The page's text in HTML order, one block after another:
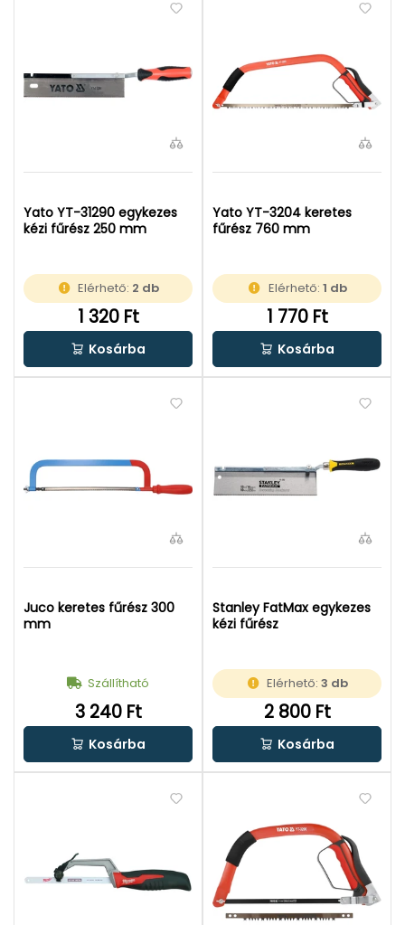
Yato YT-31290 egykezes
kézi fűrész 250 mm
Elérhető: 2 db
1 320 Ft
Kosárba
Yato YT-3204 keretes
fűrész 760 mm
Elérhető: 1 db
1 770 Ft
Kosárba
Juco keretes fűrész 300
mm
Szállítható
3 240 Ft
Kosárba
Stanley FatMax egykezes
kézi fűrész
Elérhető:3 db
2 800 Ft
Kosárba